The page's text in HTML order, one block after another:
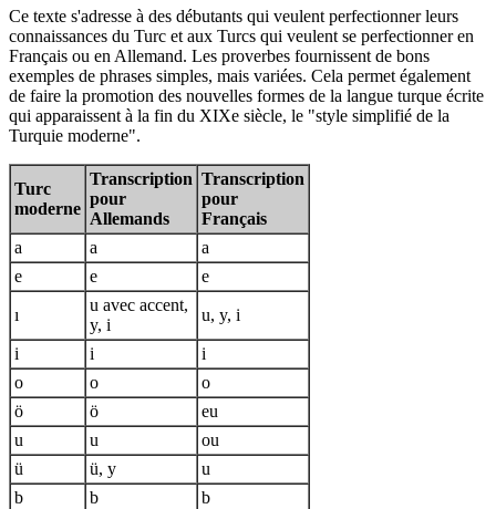
Ce texte s'adresse à des débutants qui veulent perfectionner leurs
connaissances du Turc et aux Turcs qui veulent se perfectionner en
Français ou en Allemand. Les proverbes fournissent de bons
exemples de phrases simples, mais variées. Cela permet également
de faire la promotion des nouvelles formes de la langue turque écrite
qui apparaissent à la fin du XIXe siècle, le "style simplifié de la
Turquie moderne".
Turc
moderne
Transcription
pour
Allemands
Transcription
pour
Français
a
a
a
e
e e
ı
u avec accent,
y, i
u, y, i
i i
i
o
o
o
ö
ö
eu
u
u
ou
ü
ü, y
u
b
b
b